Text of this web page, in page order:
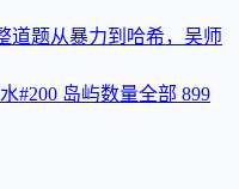
道题从暴力到哈希，吴师
#200 岛屿数量全部 899